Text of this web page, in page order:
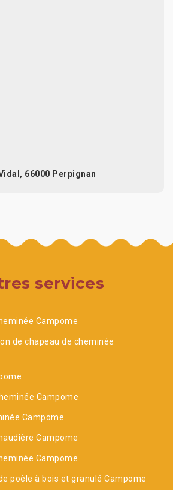
66000 Perpignan
services
Campome
de chapeau de cheminée
Campome
Campome
Campome
Campome
poêle à bois et granulé Campome